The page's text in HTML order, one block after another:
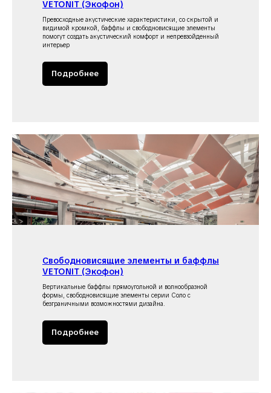
VETONIT (Экофон)
Превосходные акустические характеристики, со скрытой и
видимой кромкой, баффлы и свободновисящие элементы
помогут создать акустический комфорт и непревзойденный
интерьер
Подробнее
Свободновисящие элементы и баффлы
VETONIT (Экофон)
Вертикальные баффлы прямоугольной и волнообразной
формы, свободновисящие элементы серии Соло с
безграничными возможностями дизайна.
Подробнее